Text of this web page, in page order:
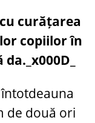
curățarea
copiilor în
de două ori